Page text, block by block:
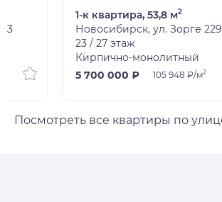
1-к квартира, 53,8 м2
Новосибирск, ул. Зорге
23 / 27 этаж
Кирпично-монолитный
5 700 000 ₽
105 948 ₽/м2
Посмотреть все квартиры по